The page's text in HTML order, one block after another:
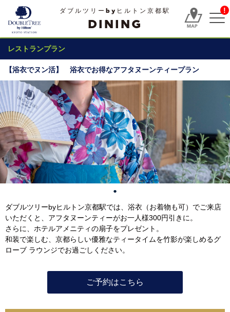
ダブルツリーbyヒルトン京都駅
DINING
!
レストランプラン
【浴衣でヌン活】 浴衣でお得なアフタヌーンティープラン
ダブルツリーbyヒルトン京都駅では、浴衣（お着物も可）でご来店
いただくと、アフタヌーンティーがお一人様300円引きに。
さらに、ホテルアメニティの扇子をプレゼント。
和装で楽しむ、京都らしい優雅なティータイムを竹影が楽しめるグ
ローブ ラウンジでお過ごしください。
ご予約はこちら